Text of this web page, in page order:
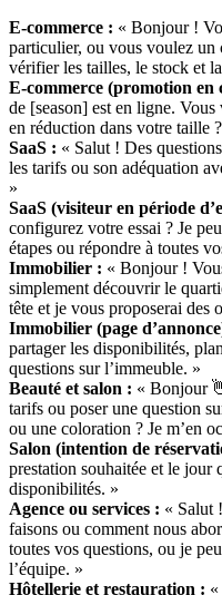
E-commerce : « Bonjour !
particulier, ou vous voulez un
vérifier les tailles, le stock et
E-commerce (promotion en
de [season] est en ligne.
en réduction dans votre taille
SaaS : « Salut ! Des
les tarifs ou son adéquation
»
SaaS (visiteur en période
configurez votre essai ? Je
étapes ou répondre à toutes
Immobilier : « Bonjour !
simplement découvrir le
tête et je vous proposerai des
Immobilier (page
partager les disponibilités,
questions sur l’immeuble. »
Beauté et salon : « Bonjour
tarifs ou poser une question
ou une coloration ? Je m’en
Salon (intention de
prestation souhaitée et le
disponibilités. »
Agence ou services : « Salut
faisons ou comment nous
toutes vos questions, ou je
l’équipe. »
Hôtellerie et restauration :